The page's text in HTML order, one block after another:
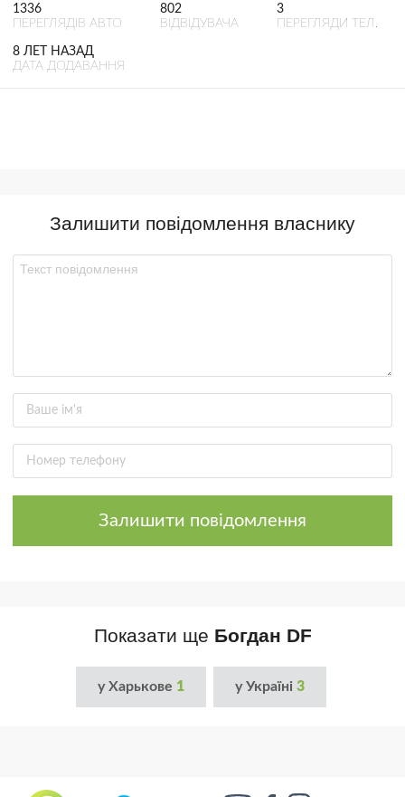
1336
ПЕРЕГЛЯДІВ АВТО
802
ВІДВІДУВАЧА
3
ПЕРЕГЛЯДИ ТЕЛ.
8 ЛЕТ НАЗАД
ДАТА ДОДАВАННЯ
Залишити повідомлення власнику
Залишити повідомлення
Показати ще Богдан DF
у Харькове 1 у Україні 3